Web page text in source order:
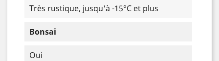
Très rustique, jusqu'à -15°C et plus
Bonsai
Oui